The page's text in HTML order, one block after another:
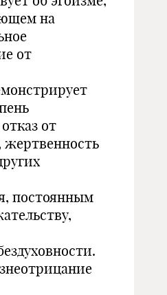
на
от
от
жертвенность
постоянным